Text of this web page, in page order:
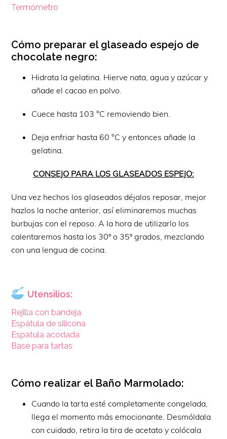
Termómetro
Cómo preparar el glaseado espejo de
chocolate negro:
Hidrata la gelatina. Hierve nata, agua y azúcar y
añade el cacao en polvo.
Cuece hasta 103 °C removiendo bien.
Deja enfriar hasta 60 °C y entonces añade la
gelatina.
CONSEJO PARA LOS GLASEADOS ESPEJO:
Una vez hechos los glaseados déjalos reposar, mejor
hazlos la noche anterior, así eliminaremos muchas
burbujas con el reposo. A la hora de utilizarlo los
calentaremos hasta los 30º o 35º grados, mezclando
con una lengua de cocina.
Utensilios:
Rejilla con bandeja
Espátula de silicona
Espátula acodada
Base para tartas
Cómo realizar el Baño Marmolado:
Cuando la tarta esté completamente congelada,
llega el momento más emocionante. Desmóldala
con cuidado, retira la tira de acetato y colócala